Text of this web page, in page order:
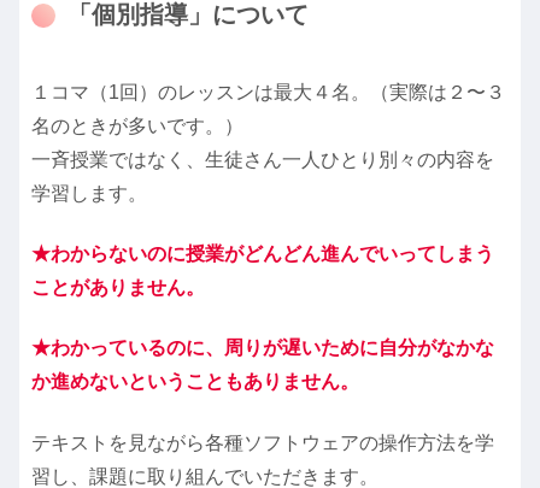
「個別指導」について
１コマ（1回）のレッスンは最大４名。（実際は２〜３
名のときが多いです。）
一斉授業ではなく、生徒さん一人ひとり別々の内容を
学習します。
★わからないのに授業がどんどん進んでいってしまう
ことがありません。
★わかっているのに、周りが遅いために自分がなかな
か進めないということもありません。
テキストを見ながら各種ソフトウェアの操作方法を学
習し、課題に取り組んでいただきます。